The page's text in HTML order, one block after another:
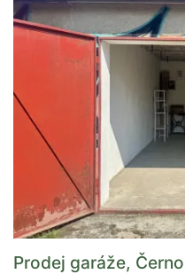
Prodej garáže,